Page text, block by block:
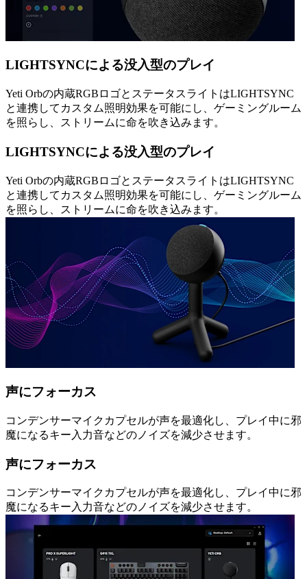
LIGHTSYNCによる没入型のプレイ
Yeti Orbの内蔵RGBロゴとステータスライトはLIGHTSYNC
と連携してカスタム照明効果を可能にし、ゲーミングルーム
を照らし、ストリームに命を吹き込みます。
LIGHTSYNCによる没入型のプレイ
Yeti Orbの内蔵RGBロゴとステータスライトはLIGHTSYNC
と連携してカスタム照明効果を可能にし、ゲーミングルーム
を照らし、ストリームに命を吹き込みます。
声にフォーカス
コンデンサーマイクカプセルが声を最適化し、プレイ中に邪
魔になるキー入力音などのノイズを減少させます。
声にフォーカス
コンデンサーマイクカプセルが声を最適化し、プレイ中に邪
魔になるキー入力音などのノイズを減少させます。